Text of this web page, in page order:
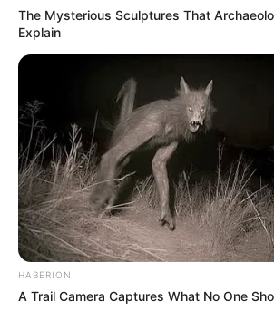
The Mysterious Sculptures That
Explain
HABERION
A Trail Camera Captures What No One